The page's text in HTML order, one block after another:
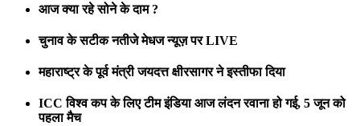
आज क्या रहे सोने के दाम ?
चुनाव के सटीक नतीजे मेधज न्यूज़ पर LIVE
महाराष्ट्र के पूर्व मंत्री जयदत्त क्षीरसागर ने इस्तीफा दिया
ICC विश्व कप के लिए टीम इंडिया आज लंदन रवाना हो गई, 5 जून को
पहला मैच